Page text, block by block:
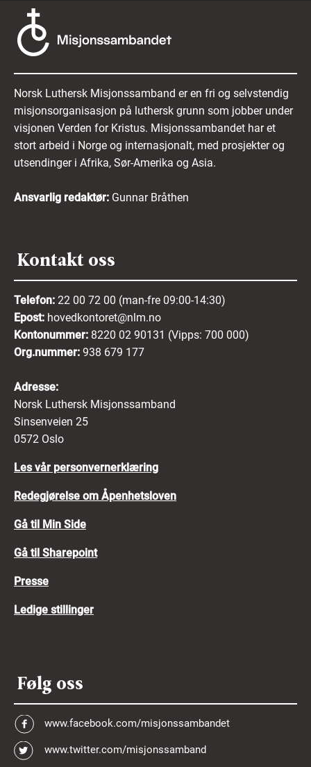
Norsk Luthersk Misjonssamband er en fri og selvstendig
misjonsorganisasjon på luthersk grunn som jobber under
visjonen Verden for Kristus. Misjonssambandet har et
stort arbeid i Norge og internasjonalt, med prosjekter og
utsendinger i Afrika, Sør-Amerika og Asia.
Ansvarlig redaktør: Gunnar Bråthen
Kontakt oss
Telefon: 22 00 72 00 (man-fre 09:00-14:30)
Epost: hovedkontoret@nlm.no
Kontonummer: 8220 02 90131 (Vipps: 700 000)
Org.nummer: 938 679 177
Adresse:
Norsk Luthersk Misjonssamband
Sinsenveien 25
0572 Oslo
Les vår personvernerklæring
Redegjørelse om Åpenhetsloven
Gå til Min Side
Gå til Sharepoint
Presse
Ledige stillinger
Følg oss
www.facebook.com/misjonssambandet
www.twitter.com/misjonssamband